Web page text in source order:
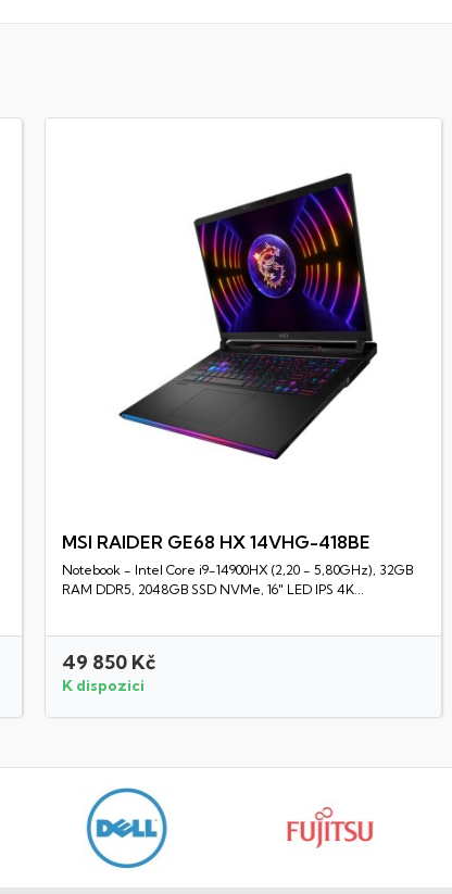
Rychlý náhled
MSI RAIDER GE68 HX 14VHG-418BE
Notebook - Intel Core i9-14900HX (2,20 - 5,80GHz), 32GB
RAM DDR5, 2048GB SSD NVMe, 16" LED IPS 4K...
49 850 Kč
K dispozici